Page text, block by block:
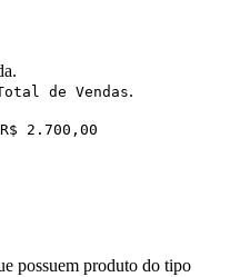
de Vendas.
2.700,00
possuem produto do tipo